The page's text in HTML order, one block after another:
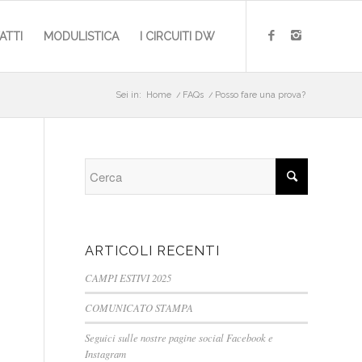
MODULISTICA I CIRCUITI DW
Sei in: Home / FAQs / Posso fare una prova?
ARTICOLI RECENTI
CAMPI ESTIVI 2025
COMUNICATO STAMPA
Seguici sulle nostre pagine social Facebook e
Instagram